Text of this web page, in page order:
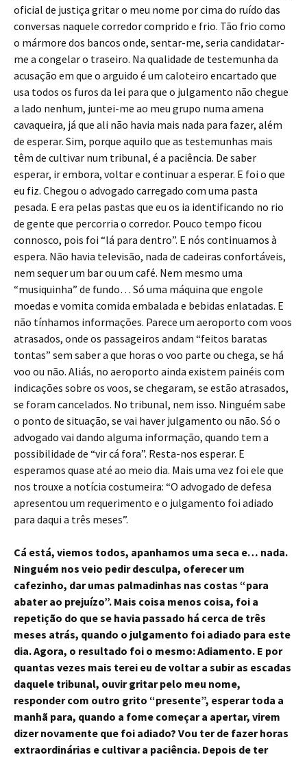
oficial de justiça gritar o meu nome por cima do ruído das
conversas naquele corredor comprido e frio. Tão frio como
o mármore dos bancos onde, sentar-me, seria candidatar-
me a congelar o traseiro. Na qualidade de testemunha da
acusação em que o arguido é um caloteiro encartado que
usa todos os furos da lei para que o julgamento não chegue
a lado nenhum, juntei-me ao meu grupo numa amena
cavaqueira, já que ali não havia mais nada para fazer, além
de esperar. Sim, porque aquilo que as testemunhas mais
têm de cultivar num tribunal, é a paciência. De saber
esperar, ir embora, voltar e continuar a esperar. E foi o que
eu fiz. Chegou o advogado carregado com uma pasta
pesada. E era pelas pastas que eu os ia identificando no rio
de gente que percorria o corredor. Pouco tempo ficou
connosco, pois foi “lá para dentro”. E nós continuamos à
espera. Não havia televisão, nada de cadeiras confortáveis,
nem sequer um bar ou um café. Nem mesmo uma
“musiquinha” de fundo… Só uma máquina que engole
moedas e vomita comida embalada e bebidas enlatadas. E
não tínhamos informações. Parece um aeroporto com voos
atrasados, onde os passageiros andam “feitos baratas
tontas” sem saber a que horas o voo parte ou chega, se há
voo ou não. Aliás, no aeroporto ainda existem painéis com
indicações sobre os voos, se chegaram, se estão atrasados,
se foram cancelados. No tribunal, nem isso. Ninguém sabe
o ponto de situação, se vai haver julgamento ou não. Só o
advogado vai dando alguma informação, quando tem a
possibilidade de “vir cá fora”. Resta-nos esperar. E
esperamos quase até ao meio dia. Mais uma vez foi ele que
nos trouxe a notícia costumeira: “O advogado de defesa
apresentou um requerimento e o julgamento foi adiado
para daqui a três meses”.
Cá está, viemos todos, apanhamos uma seca e… nada.
Ninguém nos veio pedir desculpa, oferecer um
cafezinho, dar umas palmadinhas nas costas “para
abater ao prejuízo”. Mais coisa menos coisa, foi a
repetição do que se havia passado há cerca de três
meses atrás, quando o julgamento foi adiado para este
dia. Agora, o resultado foi o mesmo: Adiamento. E por
quantas vezes mais terei eu de voltar a subir as escadas
daquele tribunal, ouvir gritar pelo meu nome,
responder com outro grito “presente”, esperar toda a
manhã para, quando a fome começar a apertar, virem
dizer novamente que foi adiado? Vou ter de fazer horas
extraordinárias e cultivar a paciência. Depois de ter